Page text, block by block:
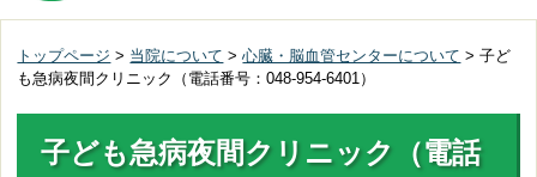
トップページ > 当院について >心臓・脳血管センターについて > 子ど
も急病夜間クリニック（電話番号：048-954-6401）
子ども急病夜間クリニック（電話